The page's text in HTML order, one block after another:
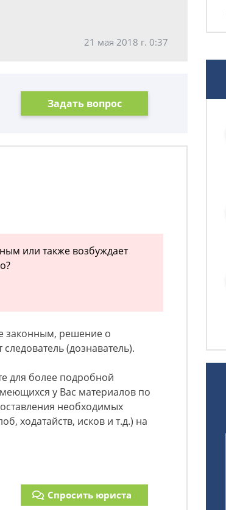
21 мая 2018 г. 0:37
Задать вопрос
или также возбуждает
законным, решение о
(дознаватель).
для более подробной
у Вас материалов по
необходимых
ходатайств, исков и т.д.) на
Спросить юриста